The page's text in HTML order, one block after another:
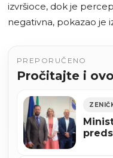
izvršioce, dok je
negativna, pokazao je
PREPORUČENO
Pročitajte i ovo